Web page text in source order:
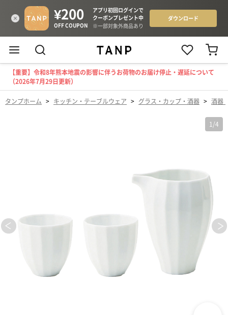
【重要】令和8年熊本地震の影響に伴うお荷物のお届け停止・遅延について
（2026年7月29日更新）
タンプホーム > キッチン・テーブルウェア > グラス・カップ・酒器 > 酒器
1 /4